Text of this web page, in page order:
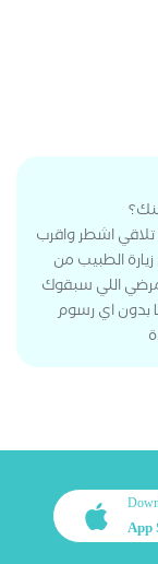
اشطر واقرب
الطبيب من
اللي سبقوك
بدون اي رسوم
App